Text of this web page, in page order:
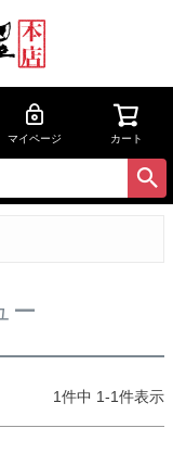
マイページ カート
ー
1件中 1-1件表示